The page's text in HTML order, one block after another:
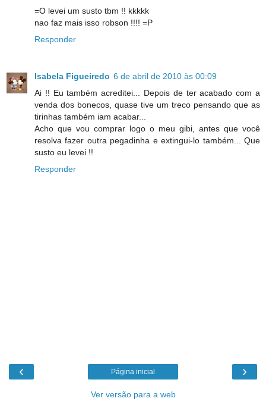
=O levei um susto tbm !! kkkkk
nao faz mais isso robson !!!! =P
Responder
Isabela Figueiredo 6 de abril de 2010 às 00:09
Ai !! Eu também acreditei... Depois de ter acabado com a
venda dos bonecos, quase tive um treco pensando que as
tirinhas também iam acabar...
Acho que vou comprar logo o meu gibi, antes que você
resolva fazer outra pegadinha e extingui-lo também... Que
susto eu levei !!
Responder
‹ ›
Página inicial
Ver versão para a web